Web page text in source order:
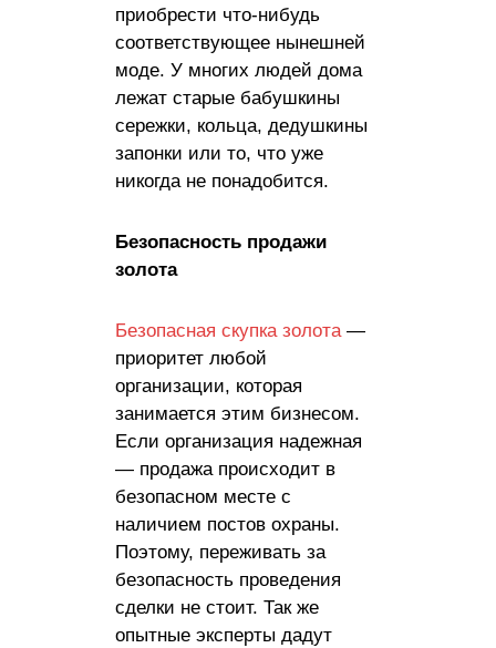
приобрести что-нибудь
соответствующее нынешней
моде. У многих людей дома
лежат старые бабушкины
сережки, кольца, дедушкины
запонки или то, что уже
никогда не понадобится.
Безопасность продажи
золота
Безопасная скупка золота—
приоритет любой
организации, которая
занимается этим бизнесом.
Если организация надежная
— продажа происходит в
безопасном месте с
наличием постов охраны.
Поэтому, переживать за
безопасность проведения
сделки не стоит. Так же
опытные эксперты дадут